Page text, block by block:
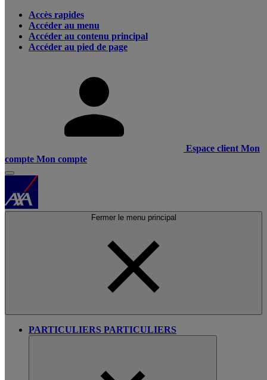
Accès rapides
Accéder au menu
Accéder au contenu principal
Accéder au pied de page
Espace client Mon
compte Mon compte
Fermer le menu principal
PARTICULIERS PARTICULIERS